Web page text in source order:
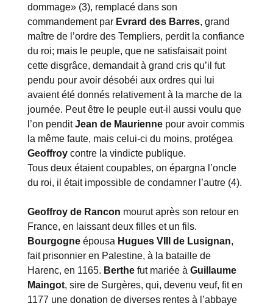
dommage» (3), remplacé dans son
commandement par Evrard des Barres, grand
maître de l’ordre des Templiers, perdit la confiance
du roi; mais le peuple, que ne satisfaisait point
cette disgrâce, demandait à grand cris qu’il fut
pendu pour avoir désobéi aux ordres qui lui
avaient été donnés relativement à la marche de la
journée. Peut être le peuple eut-il aussi voulu que
l’on penditJean de Maurienne pour avoir commis
la même faute, mais celui-ci du moins, protégea
Geoffroy contre la vindicte publique.
Tous deux étaient coupables, on épargna l’oncle
du roi, il était impossible de condamner l’autre (4).
Geoffroy de Rancon mourut après son retour en
France, en laissant deux filles et un fils.
Bourgogne épousa Hugues VIII de Lusignan,
fait prisonnier en Palestine, à la bataille de
Harenc, en 1165. Berthe fut mariée à Guillaume
Maingot, sire de Surgères, qui, devenu veuf, fit en
1177 une donation de diverses rentes à l’abbaye